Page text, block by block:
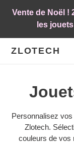
Vente de Noël !
les
ZLOTECH
C
o
l
Personnalisez
Zlotech.
couleurs de vos